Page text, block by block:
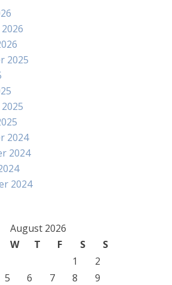
2025
2024
2024
2024
August 2026
W T F S
S
1
2
5 6 7 8
9